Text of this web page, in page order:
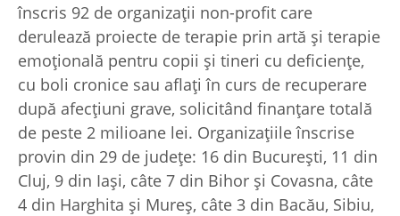
înscris 92 de organizații non-profit care
derulează proiecte de terapie prin artă și terapie
emoțională pentru copii și tineri cu deficiențe,
cu boli cronice sau aflați în curs de recuperare
după afecțiuni grave, solicitând finanțare totală
de peste 2 milioane lei. Organizațiile înscrise
provin din 29 de județe: 16 din București, 11 din
Cluj, 9 din Iași, câte 7 din Bihor și Covasna, câte
4 din Harghita și Mureș, câte 3 din Bacău, Sibiu,